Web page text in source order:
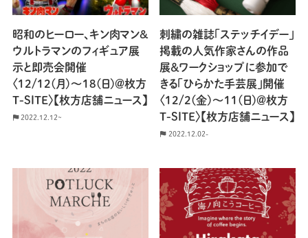
昭和のヒーロー、キン肉マン&
ウルトラマンのフィギュア展
示と即売会開催
〈12/12(月)〜18(日)＠枚方
T-SITE〉【枚方店舗ニュース】
2022.12.12~
刺繍の雑誌「ステッチイデー」
掲載の人気作家さんの作品
展＆ワークショップに参加で
きる「ひらかた手芸展」開催
〈12/2(金)〜11(日)＠枚方
T-SITE〉【枚方店舗ニュース】
2022.12.02-